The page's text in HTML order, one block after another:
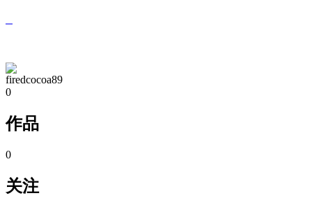
firedcocoa89
0
作品
0
关注